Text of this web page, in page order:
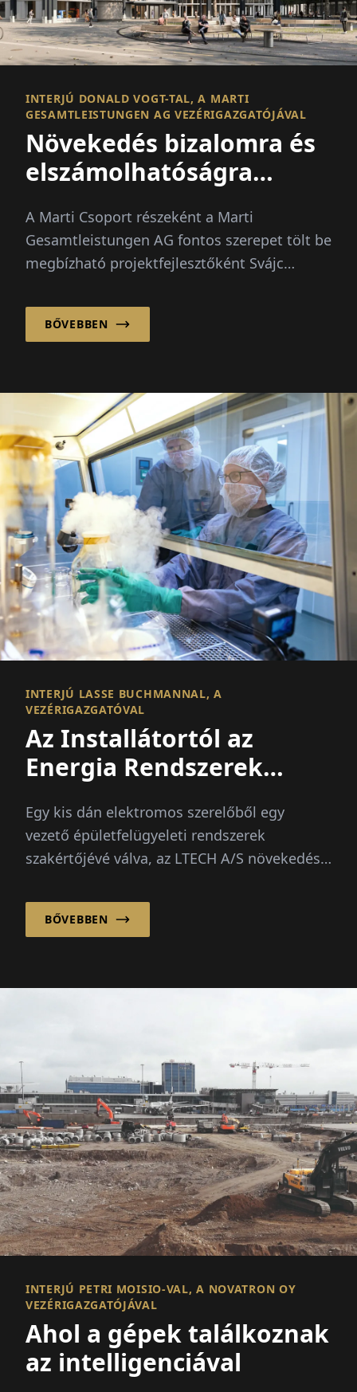
INTERJÚ DONALD VOGT-TAL, A MARTI
GESAMTLEISTUNGEN AG VEZÉRIGAZGATÓJÁVAL
Növekedés bizalomra és
elszámolhatóságra
A Marti Csoport részeként a Marti
Gesamtleistungen AG fontos szerepet tölt be
megbízható projektfejlesztőként Svájc
BŐVEBBEN
INTERJÚ LASSE BUCHMANNAL, A
VEZÉRIGAZGATÓVAL
Az Installátortól az
Energia Rendszerek
Egy kis dán elektromos szerelőből egy
vezető épületfelügyeleti rendszerek
szakértőjévé válva, az LTECH A/S növekedése
BŐVEBBEN
INTERJÚ PETRI MOISIO-VAL, A NOVATRON OY
VEZÉRIGAZGATÓJÁVAL
Ahol a gépek találkoznak
az intelligenciával